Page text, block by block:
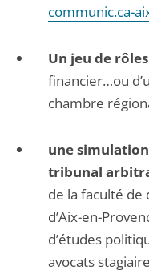
communic.ca-
Un jeu de rôles
financier…ou
chambre
une
tribunal
de la faculté
d’Aix-en-
d’études
avocats